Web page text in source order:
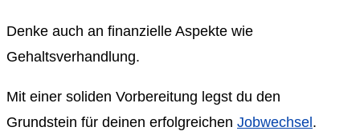
Denke auch an finanzielle Aspekte wie
Gehaltsverhandlung.
Mit einer soliden Vorbereitung legst du den
Grundstein für deinen erfolgreichen Jobwechsel.